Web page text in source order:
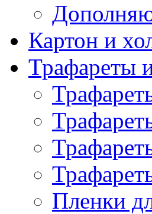
Картон и
Трафареты
Пленки